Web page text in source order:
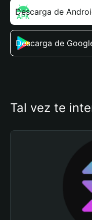
Descarga de
Descarga de
Tal vez te